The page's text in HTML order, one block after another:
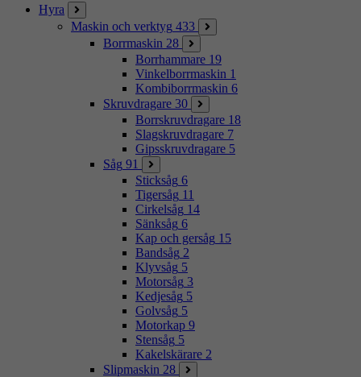
Hyra
Maskin och verktyg 433
Borrmaskin 28
Borrhammare 19
Vinkelborrmaskin 1
Kombiborrmaskin 6
Skruvdragare 30
Borrskruvdragare 18
Slagskruvdragare 7
Gipsskruvdragare 5
Såg 91
Sticksåg 6
Tigersåg 11
Cirkelsåg 14
Sänksåg 6
Kap och gersåg 15
Bandsåg 2
Klyvsåg 5
Motorsåg 3
Kedjesåg 5
Golvsåg 5
Motorkap 9
Stensåg 5
Kakelskärare 2
Slipmaskin 28